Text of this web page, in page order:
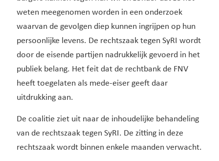
weten meegenomen worden in een onderzoek
waarvan de gevolgen diep kunnen ingrijpen op hun
persoonlijke levens. De rechtszaak tegen SyRI wordt
door de eisende partijen nadrukkelijk gevoerd in het
publiek belang. Het feit dat de rechtbank de FNV
heeft toegelaten als mede-eiser geeft daar
uitdrukking aan.
De coalitie ziet uit naar de inhoudelijke behandeling
van de rechtszaak tegen SyRI. De zitting in deze
rechtszaak wordt binnen enkele maanden verwacht.